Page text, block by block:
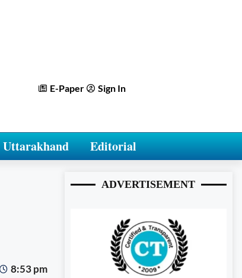
E-Paper Sign In
Uttarakhand Editorial
8:53 pm
ADVERTISEMENT